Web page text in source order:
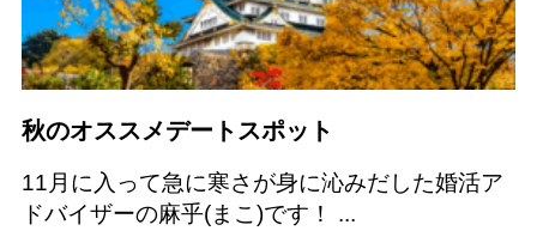
秋のオススメデートスポット
11月に入って急に寒さが身に沁みだした婚活ア
ドバイザーの麻乎(まこ)です！ ...